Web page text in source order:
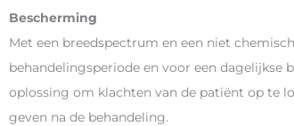
Bescherming
Met een breedspectrum en een niet
behandelingsperiode en voor een dagelijkse
oplossing om klachten van de patiënt op te
geven na de behandeling.